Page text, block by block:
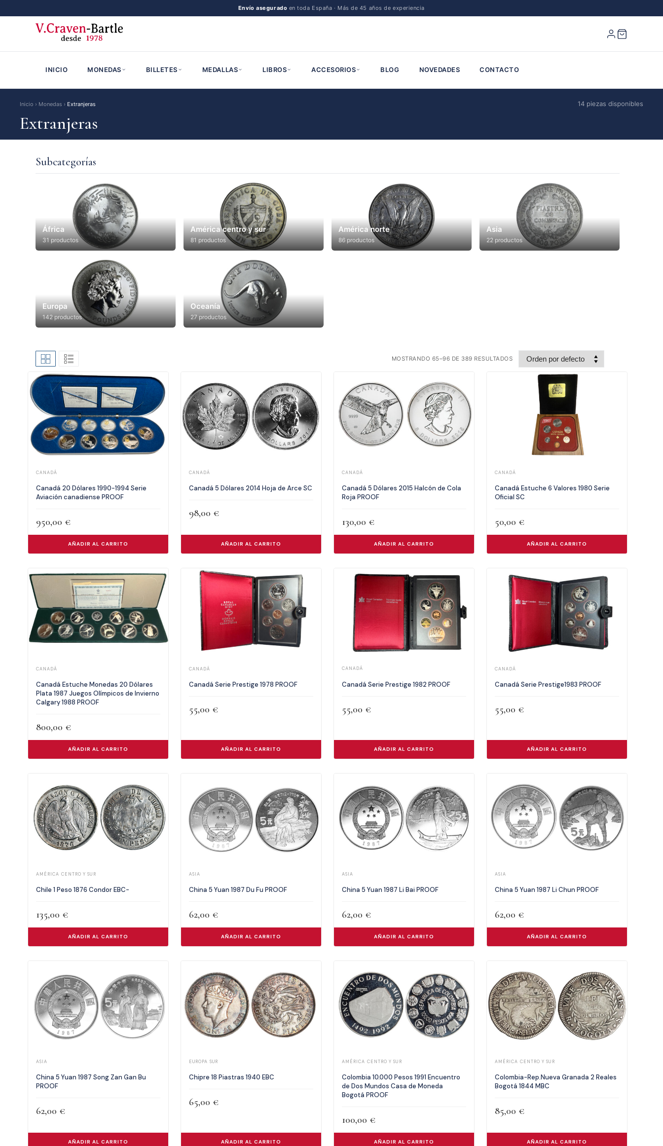
Extranjeras Envío asegurado en toda España · Más de 45 años de experiencia
INICIO MONEDAS BILLETES MEDALLAS LIBROS ACCESORIOS BLOG NOVEDADES CONTACTO
Inicio › Monedas › Extranjeras
Extranjeras
14 piezas disponibles
Subcategorías
África
31 productos
América centro y sur
81 productos
América norte
86 productos
Asia
22 productos
Europa
142 productos
Oceanía
27 productos
MOSTRANDO 65–96 DE 389 RESULTADOS
CANADÁ
Canadá 20 Dólares 1990-1994 Serie
Aviación canadiense PROOF
950,00 €
AÑADIR AL CARRITO
CANADÁ
Canadá 5 Dólares 2014 Hoja de Arce SC
98,00 €
AÑADIR AL CARRITO
CANADÁ
Canadá 5 Dólares 2015 Halcón de Cola
Roja PROOF
130,00 €
AÑADIR AL CARRITO
CANADÁ
Canadá Estuche 6 Valores 1980 Serie
Oficial SC
50,00 €
AÑADIR AL CARRITO
CANADÁ
Canadá Estuche Monedas 20 Dólares
Plata 1987 Juegos Olímpicos de Invierno
Calgary 1988 PROOF
800,00 €
AÑADIR AL CARRITO
CANADÁ
Canadá Serie Prestige 1978 PROOF
55,00 €
AÑADIR AL CARRITO
CANADÁ
Canadá Serie Prestige 1982 PROOF
55,00 €
AÑADIR AL CARRITO
CANADÁ
Canadá Serie Prestige1983 PROOF
55,00 €
AÑADIR AL CARRITO
AMÉRICA CENTRO Y SUR
Chile 1 Peso 1876 Condor EBC-
135,00 €
AÑADIR AL CARRITO
ASIA
China 5 Yuan 1987 Du Fu PROOF
62,00 €
AÑADIR AL CARRITO
ASIA
China 5 Yuan 1987 Li Bai PROOF
62,00 €
AÑADIR AL CARRITO
ASIA
China 5 Yuan 1987 Li Chun PROOF
62,00 €
AÑADIR AL CARRITO
ASIA
China 5 Yuan 1987 Song Zan Gan Bu
PROOF
62,00 €
AÑADIR AL CARRITO
EUROPA SUR
Chipre 18 Piastras 1940 EBC
65,00 €
AÑADIR AL CARRITO
AMÉRICA CENTRO Y SUR
Colombia 10.000 Pesos 1991 Encuentro
de Dos Mundos Casa de Moneda
Bogotá PROOF
100,00 €
AÑADIR AL CARRITO
AMÉRICA CENTRO Y SUR
Colombia-Rep.Nueva Granada 2 Reales
Bogotá 1844 MBC
85,00 €
AÑADIR AL CARRITO